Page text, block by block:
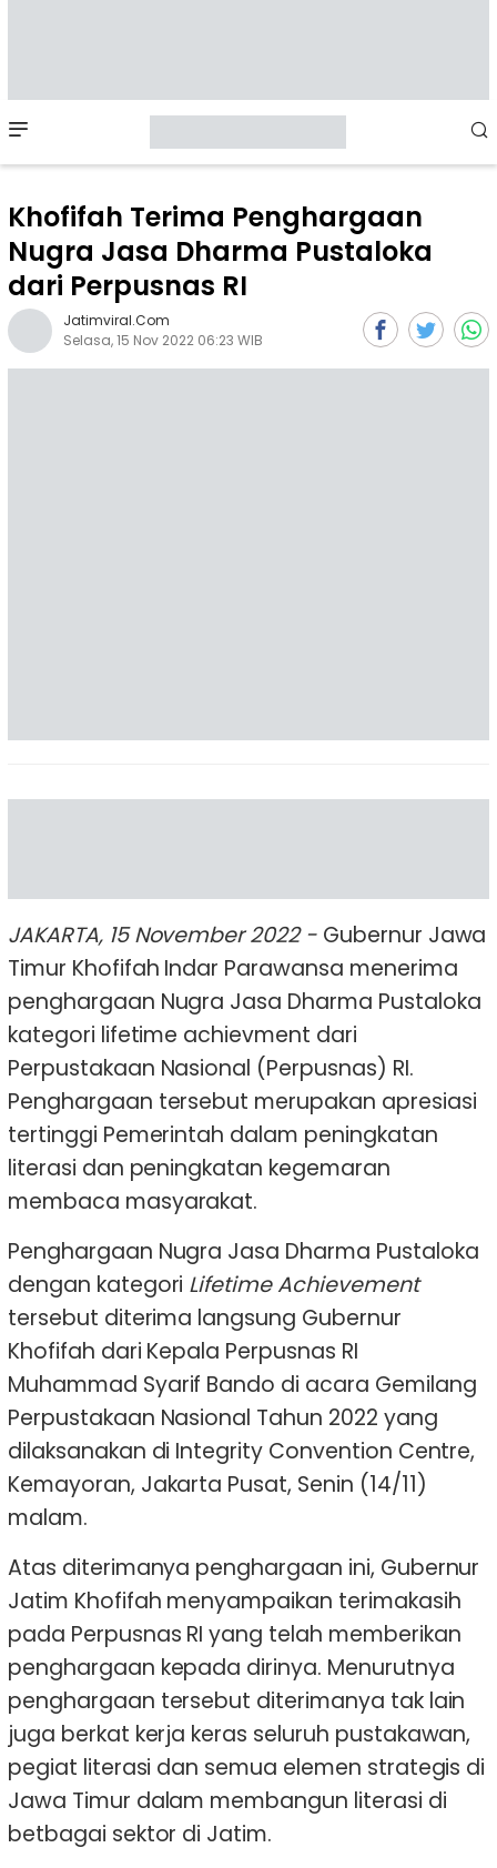
Menu
Khofifah Terima Penghargaan
Nugra Jasa Dharma Pustaloka
dari Perpusnas RI
Jatimviral.com
Selasa, 15 Nov 2022 06:23 WIB
JAKARTA, 15 November 2022 -Gubernur Jawa
Timur Khofifah Indar Parawansa menerima
penghargaan Nugra Jasa Dharma Pustaloka
kategori lifetime achievment dari
Perpustakaan Nasional (Perpusnas) RI.
Penghargaan tersebut merupakan apresiasi
tertinggi Pemerintah dalam peningkatan
literasi dan peningkatan kegemaran
membaca masyarakat.
Penghargaan Nugra Jasa Dharma Pustaloka
dengan kategori Lifetime Achievement
tersebut diterima langsung Gubernur
Khofifah dari Kepala Perpusnas RI
Muhammad Syarif Bando di acara Gemilang
Perpustakaan Nasional Tahun 2022 yang
dilaksanakan di Integrity Convention Centre,
Kemayoran, Jakarta Pusat, Senin (14/11)
malam.
Atas diterimanya penghargaan ini, Gubernur
Jatim Khofifah menyampaikan terimakasih
pada Perpusnas RI yang telah memberikan
penghargaan kepada dirinya. Menurutnya
penghargaan tersebut diterimanya tak lain
juga berkat kerja keras seluruh pustakawan,
pegiat literasi dan semua elemen strategis di
Jawa Timur dalam membangun literasi di
betbagai sektor di Jatim.